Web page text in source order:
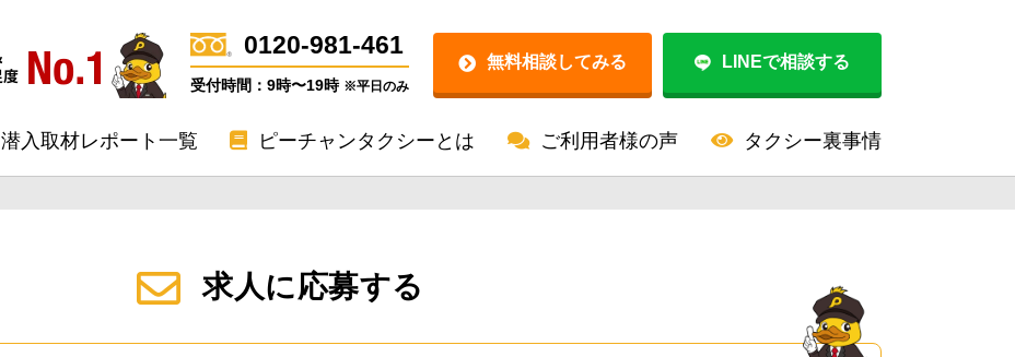
0120-981-461
受付時間：9時〜19時 ※平日のみ
無料相談してみる LINEで相談する
潜入取材レポート一覧 ピーチャンタクシーとは ご利用者様の声 タクシー裏事情
求人に応募する